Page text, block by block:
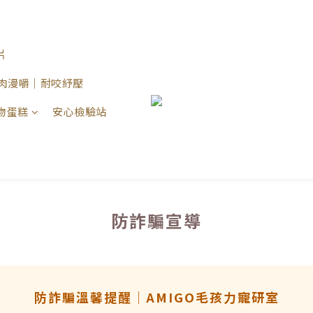
漫嚼｜耐咬紓壓
蛋糕
安心檢驗站
防詐騙宣導
防詐騙溫馨提醒｜AMIGO毛孩力寵研室